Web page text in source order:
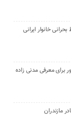
خانوار ایرانی
برای معرفی مدنی زاده